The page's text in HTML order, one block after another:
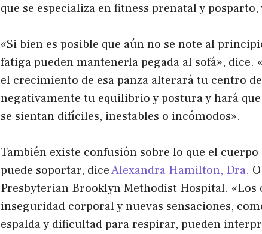
que se especializa en fitness prenatal y
«Si bien es posible que aún no se note al
fatiga pueden mantenerla pegada al sofá», dice.
el crecimiento de esa panza alterará tu centro
negativamente tu equilibrio y postura y hará
se sientan difíciles, inestables o incómodos».
También existe confusión sobre lo que el cuerpo
puede soportar, diceAlexandra Hamilton, Dra.
Presbyterian Brooklyn Methodist Hospital. «Los
inseguridad corporal y nuevas sensaciones,
espalda y dificultad para respirar, pueden